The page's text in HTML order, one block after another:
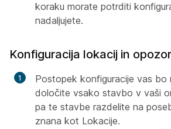
koraku morate potrditi
nadaljujete.
Konfiguracija lokacij in
Postopek konfiguracije vas bo
določite vsako stavbo v vaši
pa te stavbe razdelite na
znana kot Lokacije.